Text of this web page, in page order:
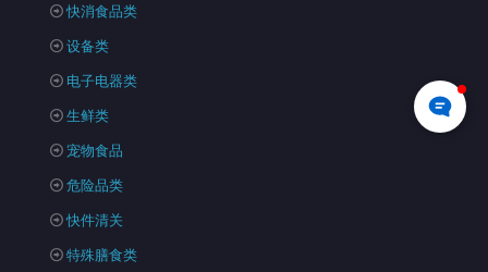
快消食品类
设备类
电子电器类
生鲜类
宠物食品
危险品类
快件清关
特殊膳食类